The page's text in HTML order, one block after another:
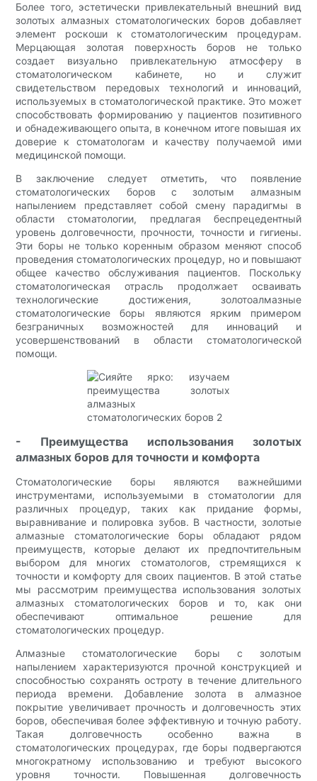
Более того, эстетически привлекательный внешний вид
золотых алмазных стоматологических боров добавляет
элемент роскоши к стоматологическим процедурам.
Мерцающая золотая поверхность боров не только
создает визуально привлекательную атмосферу в
стоматологическом кабинете, но и служит
свидетельством передовых технологий и инноваций,
используемых в стоматологической практике. Это может
способствовать формированию у пациентов позитивного
и обнадеживающего опыта, в конечном итоге повышая их
доверие к стоматологам и качеству получаемой ими
медицинской помощи.
В заключение следует отметить, что появление
стоматологических боров с золотым алмазным
напылением представляет собой смену парадигмы в
области стоматологии, предлагая беспрецедентный
уровень долговечности, прочности, точности и гигиены.
Эти боры не только коренным образом меняют способ
проведения стоматологических процедур, но и повышают
общее качество обслуживания пациентов. Поскольку
стоматологическая отрасль продолжает осваивать
технологические достижения, золотоалмазные
стоматологические боры являются ярким примером
безграничных возможностей для инноваций и
усовершенствований в области стоматологической
помощи.
- Преимущества использования золотых
алмазных боров для точности и комфорта
Стоматологические боры являются важнейшими
инструментами, используемыми в стоматологии для
различных процедур, таких как придание формы,
выравнивание и полировка зубов. В частности, золотые
алмазные стоматологические боры обладают рядом
преимуществ, которые делают их предпочтительным
выбором для многих стоматологов, стремящихся к
точности и комфорту для своих пациентов. В этой статье
мы рассмотрим преимущества использования золотых
алмазных стоматологических боров и то, как они
обеспечивают оптимальное решение для
стоматологических процедур.
Алмазные стоматологические боры с золотым
напылением характеризуются прочной конструкцией и
способностью сохранять остроту в течение длительного
периода времени. Добавление золота в алмазное
покрытие увеличивает прочность и долговечность этих
боров, обеспечивая более эффективную и точную работу.
Такая долговечность особенно важна в
стоматологических процедурах, где боры подвергаются
многократному использованию и требуют высокого
уровня точности. Повышенная долговечность